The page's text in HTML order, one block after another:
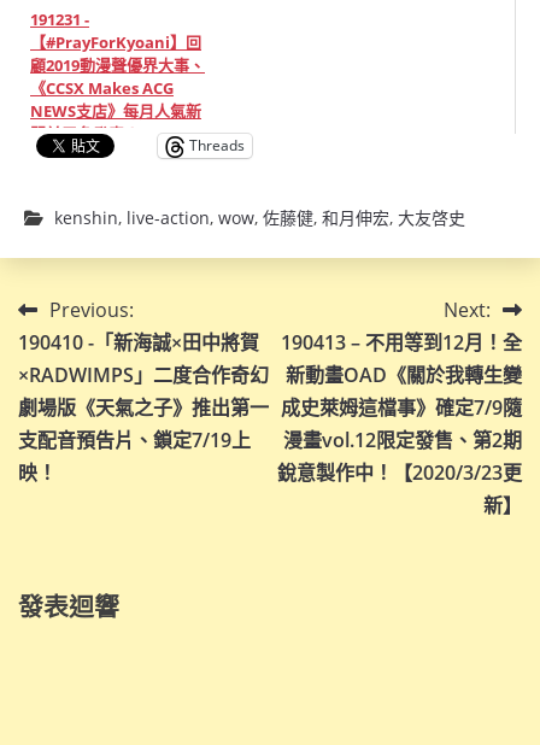
191231 -
【#PrayForKyoani】回
顧2019動漫聲優界大事、
《CCSX Makes ACG
NEWS支店》每月人氣新
聞前三名發表！
Threads
kenshin, live-action, wow, 佐藤健, 和月伸宏, 大友啓史
文
章
導
覽
Previous:
190410 -「新海誠×田中將賀
×RADWIMPS」二度合作奇幻
劇場版《天氣之子》推出第一
支配音預告片、鎖定7/19上
映！
Next:
190413 – 不用等到12月！全
新動畫OAD《關於我轉生變
成史萊姆這檔事》確定7/9隨
漫畫vol.12限定發售、第2期
銳意製作中！【2020/3/23更
新】
發表迴響